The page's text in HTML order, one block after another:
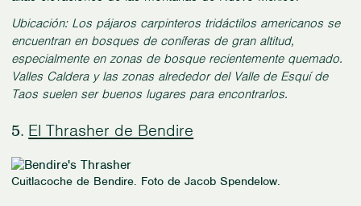
Ubicación: Los pájaros carpinteros tridáctilos americanos se
encuentran en bosques de coníferas de gran altitud,
especialmente en zonas de bosque recientemente quemado.
Valles Caldera y las zonas alrededor del Valle de Esquí de
Taos suelen ser buenos lugares para encontrarlos.
5. El Thrasher de Bendire
Cuitlacoche de Bendire. Foto de Jacob Spendelow.